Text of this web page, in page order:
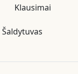
Klausimai
Šaldytuvas